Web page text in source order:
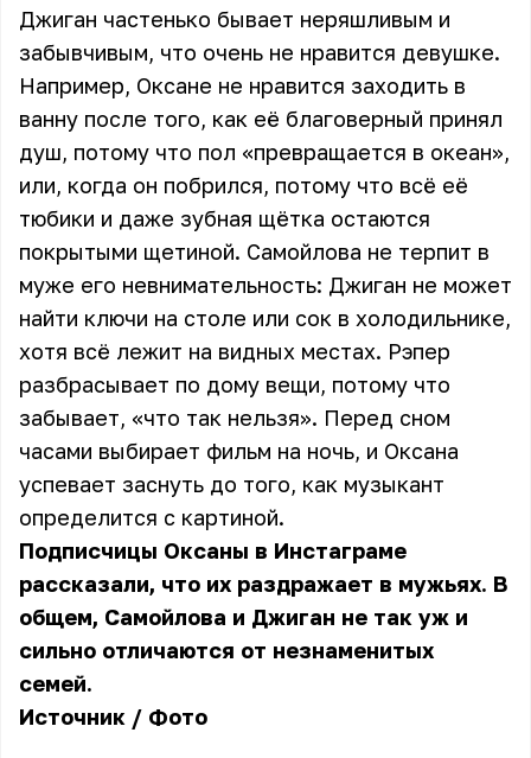
Джиган частенько бывает неряшливым и
забывчивым, что очень не нравится девушке.
Например, Оксане не нравится заходить в
ванну после того, как её благоверный принял
душ, потому что пол «превращается в океан»,
или, когда он побрился, потому что всё её
тюбики и даже зубная щётка остаются
покрытыми щетиной. Самойлова не терпит в
муже его невнимательность: Джиган не может
найти ключи на столе или сок в холодильнике,
хотя всё лежит на видных местах. Рэпер
разбрасывает по дому вещи, потому что
забывает, «что так нельзя». Перед сном
часами выбирает фильм на ночь, и Оксана
успевает заснуть до того, как музыкант
определится с картиной.
Подписчицы Оксаны в Инстаграме
рассказали, что их раздражает в мужьях. В
общем, Самойлова и Джиган не так уж и
сильно отличаются от незнаменитых
семей.
Источник / Фото